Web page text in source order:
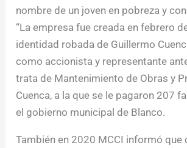
nombre de un joven en pobreza y
“La empresa fue creada en febrero
identidad robada de Guillermo
como accionista y representante
trata de Mantenimiento de Obras y
Cuenca, a la que se le pagaron 207
el gobierno municipal de Blanco.
También en 2020 MCCI informó que